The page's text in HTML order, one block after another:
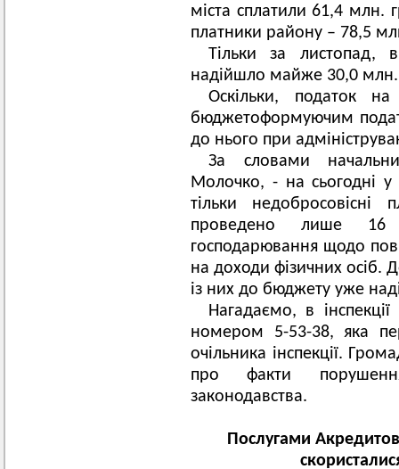
міста сплатили 61,4 млн.
платники району – 78,5
Тільки за листопад,
надійшло майже 30,0 млн.
Оскільки, податок
бюджетоформуючим
до нього при
За словами
Молочко, - на сьогодні у
тільки
проведено лише 16
господарювання щодо
на доходи фізичних осіб.
із них до бюджету уже
Нагадаємо, в
номером 5-53-38, яка
очільника інспекції.
про факти
законодавства.
Послугами